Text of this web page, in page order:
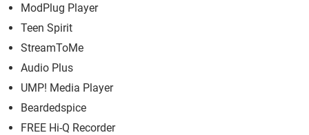
ModPlug Player
Teen Spirit
StreamToMe
Audio Plus
UMP! Media Player
Beardedspice
FREE Hi-Q Recorder